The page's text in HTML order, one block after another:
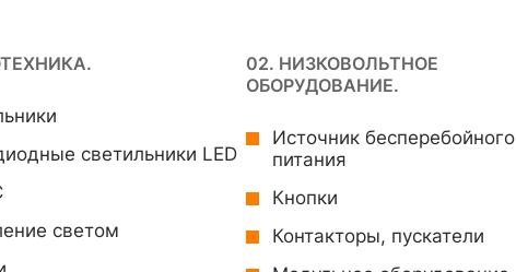
светильники LED
светом
02. НИЗКОВОЛЬТНОЕ
ОБОРУДОВАНИЕ.
Источник бесперебойного
питания
Кнопки
Контакторы, пускатели